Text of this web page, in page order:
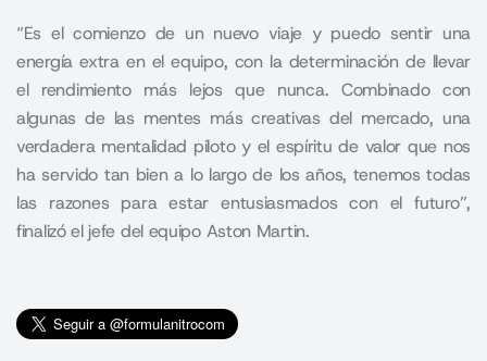
“Es el comienzo de un nuevo viaje y puedo sentir una
energía extra en el equipo, con la determinación de llevar
el rendimiento más lejos que nunca. Combinado con
algunas de las mentes más creativas del mercado, una
verdadera mentalidad piloto y el espíritu de valor que nos
ha servido tan bien a lo largo de los años, tenemos todas
las razones para estar entusiasmados con el futuro”,
finalizó el jefe del equipo Aston Martin.